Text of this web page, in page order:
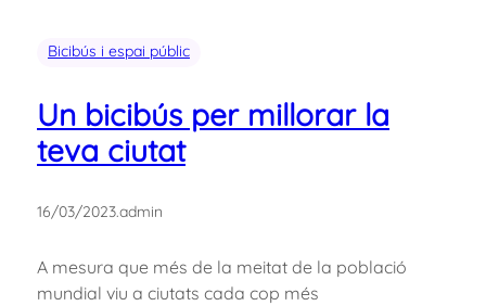
Bicibús i espai públic
Un bicibús per millorar la
teva ciutat
16/03/2023.admin
A mesura que més de la meitat de la població
mundial viu a ciutats cada cop més